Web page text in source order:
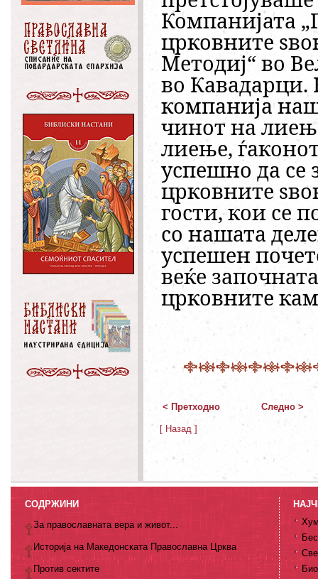
Компанијата
црковните
Методиј“ во
во Кавадарци.
компанија
чинот на
лиење,
успешно да се
црковните
гости, кои се
со нашата
успешен
веќе
црковните
< Претходно Следно >
[ Назад ]
СОДРЖИНИ
За православната вера и живот...
Историја на Македонската Православна Црква
Против сектите